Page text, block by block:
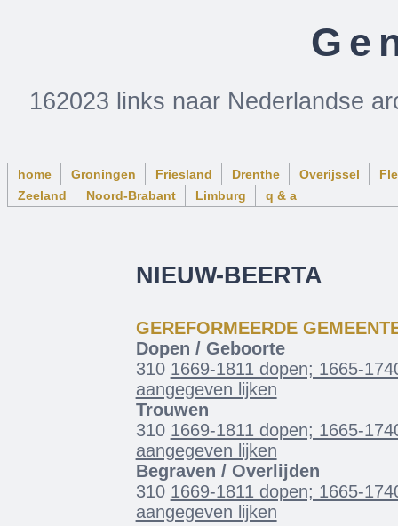
162023 links naar Nederlandse
home Groningen Friesland Drenthe Overijssel
Zeeland
Noord-Brabant Limburg q & a
NIEUW-BEERTA
GEREFORMEERDE
Dopen / Geboorte
310 1669-1811 dopen; 1665-
aangegeven lijken
Trouwen
310 1669-1811 dopen; 1665-
aangegeven lijken
Begraven / Overlijden
310 1669-1811 dopen; 1665-
aangegeven lijken